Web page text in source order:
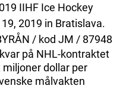
IIHF Ice Hockey
2019 in Bratislava.
/ kod JM / 87948
på NHL-kontraktet
miljoner dollar per
målvakten